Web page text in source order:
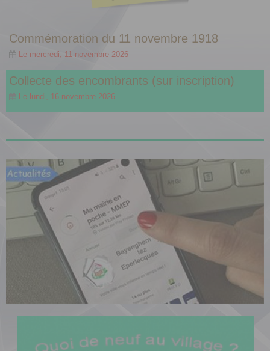
Commémoration du 11 novembre 1918
Le mercredi, 11 novembre 2026
Collecte des encombrants (sur inscription)
Le lundi, 16 novembre 2026